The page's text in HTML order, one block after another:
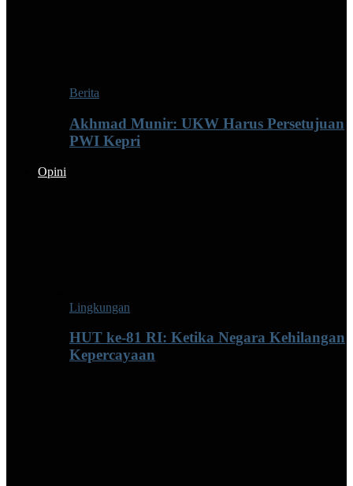
Berita
Akhmad Munir: UKW Harus Persetujuan
PWI Kepri
Opini
Lingkungan
HUT ke-81 RI: Ketika Negara Kehilangan
Kepercayaan